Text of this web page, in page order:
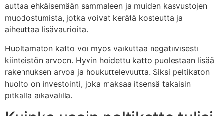
auttaa ehkäisemään sammaleen ja muiden kasvustojen
muodostumista, jotka voivat kerätä kosteutta ja
aiheuttaa lisävaurioita.
Huoltamaton katto voi myös vaikuttaa negatiivisesti
kiinteistön arvoon. Hyvin hoidettu katto puolestaan lisää
rakennuksen arvoa ja houkuttelevuutta. Siksi peltikaton
huolto on investointi, joka maksaa itsensä takaisin
pitkällä aikavälillä.